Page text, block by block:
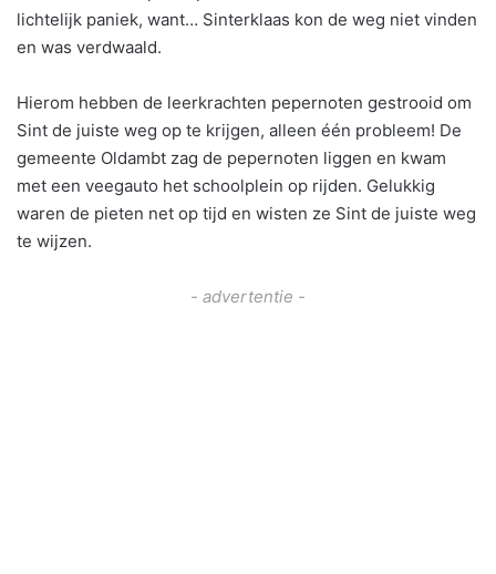
lichtelijk paniek, want… Sinterklaas kon de weg niet vinden
en was verdwaald.
Hierom hebben de leerkrachten pepernoten gestrooid om
Sint de juiste weg op te krijgen, alleen één probleem! De
gemeente Oldambt zag de pepernoten liggen en kwam
met een veegauto het schoolplein op rijden. Gelukkig
waren de pieten net op tijd en wisten ze Sint de juiste weg
te wijzen.
- advertentie -